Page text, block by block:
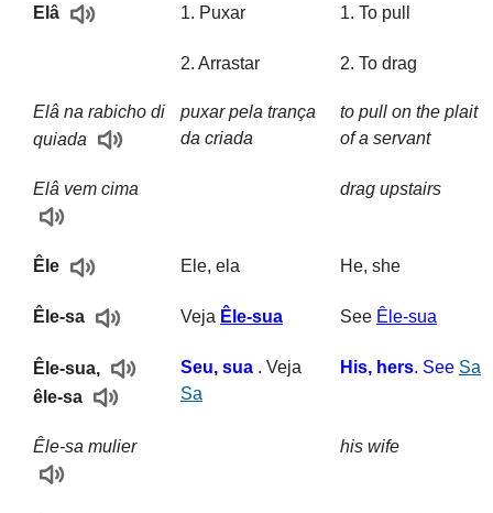
Elâ 1. Puxar 1. To pull
2. Arrastar 2. To drag
Elâ na rabicho di
quiada
puxar pela trança
da criada
to pull on the plait
of a servant
Elâ vem cima drag upstairs
Êle Ele, ela He, she
Êle-sa Veja Êle-sua See Êle-sua
Êle-sua,
êle-sa
Seu, sua . Veja
Sa
His, hers. See Sa
Êle-sa mulier his wife